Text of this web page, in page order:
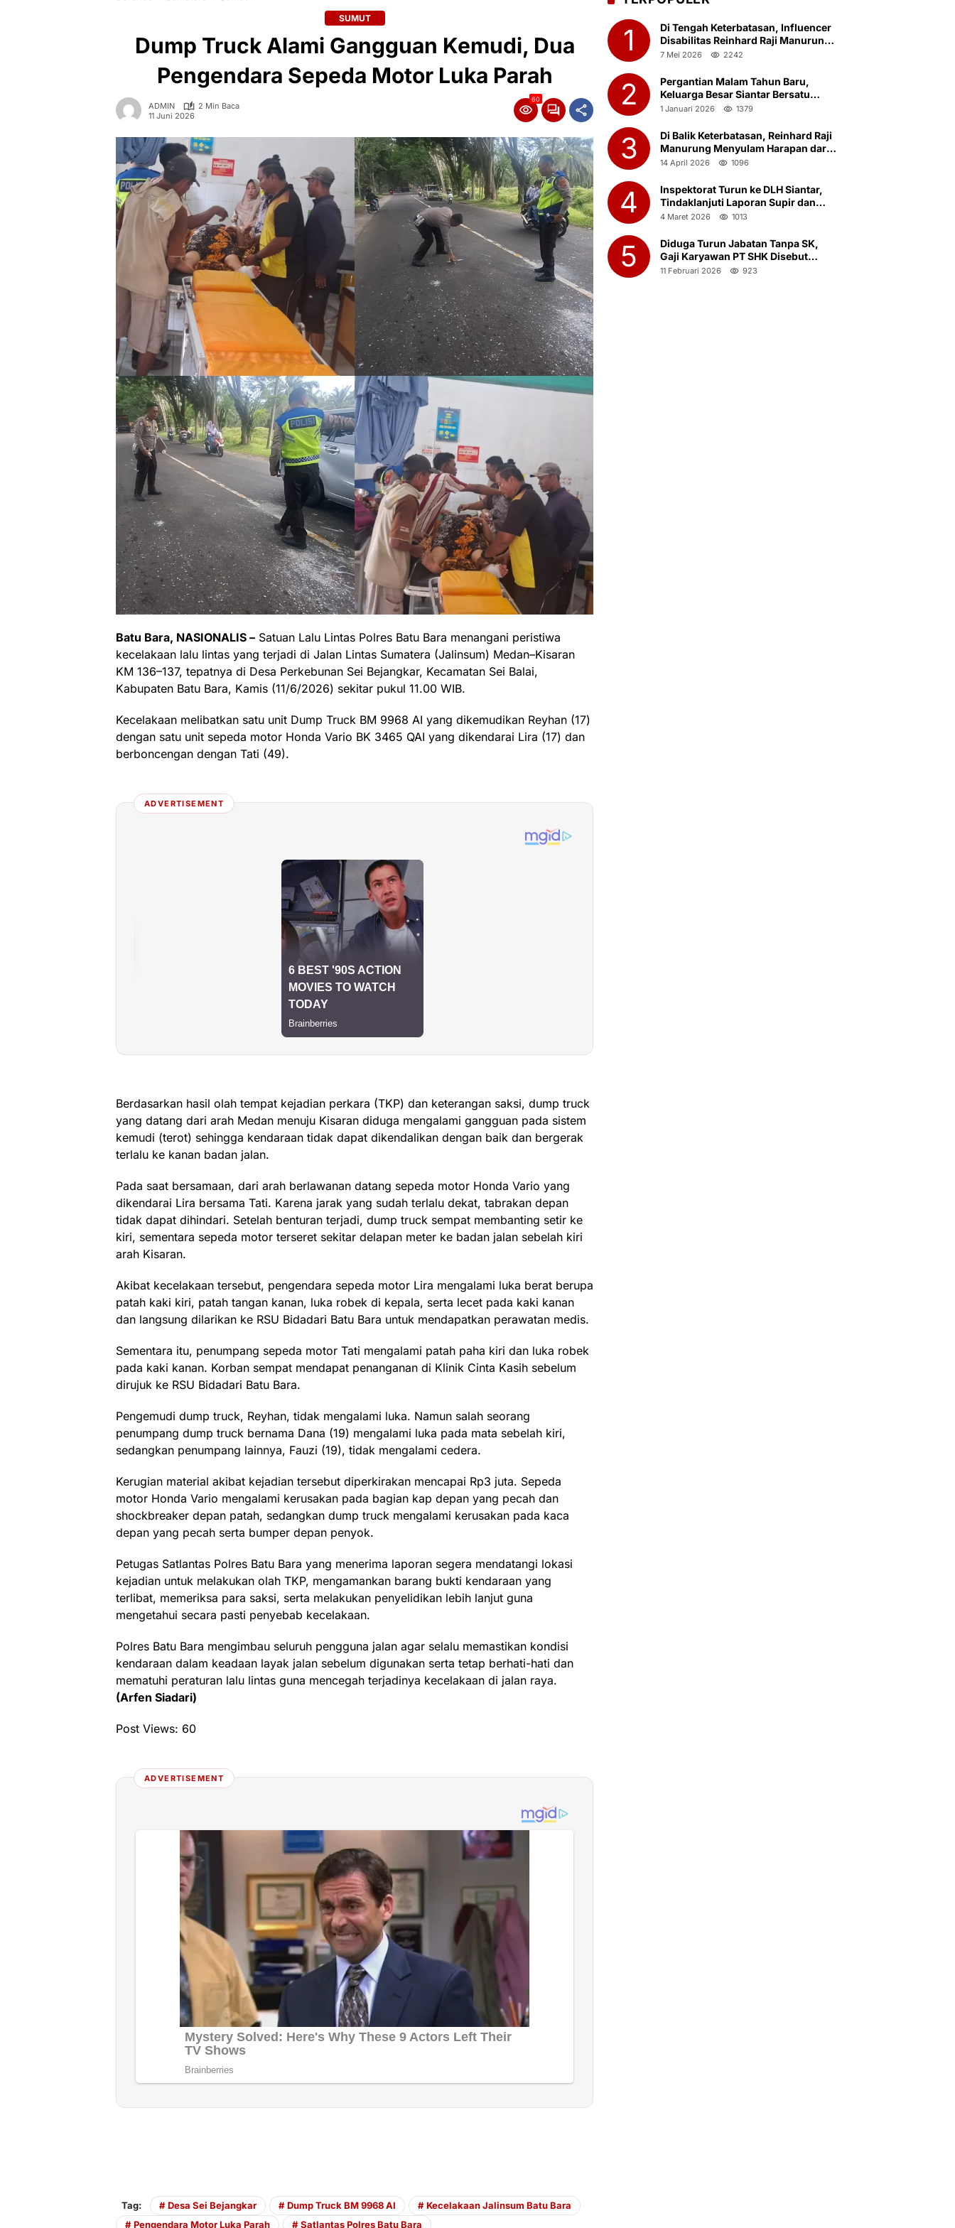
SUMUT
Dump Truck Alami Gangguan Kemudi, Dua
Pengendara Sepeda Motor Luka Parah
ADMIN
2 Min Baca
11 Juni 2026
60
Batu Bara, NASIONALIS – Satuan Lalu Lintas Polres Batu Bara menangani peristiwa
kecelakaan lalu lintas yang terjadi di Jalan Lintas Sumatera (Jalinsum) Medan–Kisaran
KM 136–137, tepatnya di Desa Perkebunan Sei Bejangkar, Kecamatan Sei Balai,
Kabupaten Batu Bara, Kamis (11/6/2026) sekitar pukul 11.00 WIB.
Kecelakaan melibatkan satu unit Dump Truck BM 9968 AI yang dikemudikan Reyhan (17)
dengan satu unit sepeda motor Honda Vario BK 3465 QAI yang dikendarai Lira (17) dan
berboncengan dengan Tati (49).
ADVERTISEMENT
Berdasarkan hasil olah tempat kejadian perkara (TKP) dan keterangan saksi, dump truck
yang datang dari arah Medan menuju Kisaran diduga mengalami gangguan pada sistem
kemudi (terot) sehingga kendaraan tidak dapat dikendalikan dengan baik dan bergerak
terlalu ke kanan badan jalan.
Pada saat bersamaan, dari arah berlawanan datang sepeda motor Honda Vario yang
dikendarai Lira bersama Tati. Karena jarak yang sudah terlalu dekat, tabrakan depan
tidak dapat dihindari. Setelah benturan terjadi, dump truck sempat membanting setir ke
kiri, sementara sepeda motor terseret sekitar delapan meter ke badan jalan sebelah kiri
arah Kisaran.
Akibat kecelakaan tersebut, pengendara sepeda motor Lira mengalami luka berat berupa
patah kaki kiri, patah tangan kanan, luka robek di kepala, serta lecet pada kaki kanan
dan langsung dilarikan ke RSU Bidadari Batu Bara untuk mendapatkan perawatan medis.
Sementara itu, penumpang sepeda motor Tati mengalami patah paha kiri dan luka robek
pada kaki kanan. Korban sempat mendapat penanganan di Klinik Cinta Kasih sebelum
dirujuk ke RSU Bidadari Batu Bara.
Pengemudi dump truck, Reyhan, tidak mengalami luka. Namun salah seorang
penumpang dump truck bernama Dana (19) mengalami luka pada mata sebelah kiri,
sedangkan penumpang lainnya, Fauzi (19), tidak mengalami cedera.
Kerugian material akibat kejadian tersebut diperkirakan mencapai Rp3 juta. Sepeda
motor Honda Vario mengalami kerusakan pada bagian kap depan yang pecah dan
shockbreaker depan patah, sedangkan dump truck mengalami kerusakan pada kaca
depan yang pecah serta bumper depan penyok.
Petugas Satlantas Polres Batu Bara yang menerima laporan segera mendatangi lokasi
kejadian untuk melakukan olah TKP, mengamankan barang bukti kendaraan yang
terlibat, memeriksa para saksi, serta melakukan penyelidikan lebih lanjut guna
mengetahui secara pasti penyebab kecelakaan.
Polres Batu Bara mengimbau seluruh pengguna jalan agar selalu memastikan kondisi
kendaraan dalam keadaan layak jalan sebelum digunakan serta tetap berhati-hati dan
mematuhi peraturan lalu lintas guna mencegah terjadinya kecelakaan di jalan raya.
(Arfen Siadari)
Post Views: 60
ADVERTISEMENT
Tag: Desa Sei Bejangkar Dump Truck BM 9968 AI
Kecelakaan Jalinsum Batu Bara
Pengendara Motor Luka Parah
Satlantas Polres Batu Bara
1
Di Tengah Keterbatasan, Influencer
Disabilitas Reinhard Raji Manurung
Rayakan Ulang Tahun ke-23
7 Mei 2026 2242
2
Pergantian Malam Tahun Baru,
Keluarga Besar Siantar Bersatu
(KBSB) Gelar Doa Bersama.
1 Januari 2026 1379
3
Di Balik Keterbatasan, Reinhard Raji
Manurung Menyulam Harapan dari
Ketulusan yang Nyaris Terlupakan
14 April 2026 1096
4
Inspektorat Turun ke DLH Siantar,
Tindaklanjuti Laporan Supir dan
Kernet Truk Sampah Ambil Botot
4 Maret 2026 1013
5
Diduga Turun Jabatan Tanpa SK,
Gaji Karyawan PT SHK Disebut
Menyusut Drastis
11 Februari 2026 923